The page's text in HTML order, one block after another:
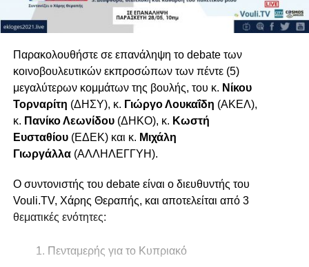
Παρακολουθήστε σε επανάληψη το debate των
κοινοβουλευτικών εκπροσώπων των πέντε (5)
μεγαλύτερων κομμάτων της βουλής, του κ. Νίκου
Τορναρίτη (ΔΗΣΥ), κ. Γιώργο Λουκαΐδη (ΑΚΕΛ),
κ. Πανίκο Λεωνίδου(ΔΗΚΟ), κ. Κωστή
Ευσταθίου(ΕΔΕΚ) και κ. Μιχάλη
Γιωργάλλα(ΑΛΛΗΛΕΓΓΥΗ).
Ο συντονιστής του debate είναι ο διευθυντής του
Vouli.TV, Χάρης Θεραπής, και αποτελείται από 3
θεματικές ενότητες:
Πενταμερής για το Κυπριακό